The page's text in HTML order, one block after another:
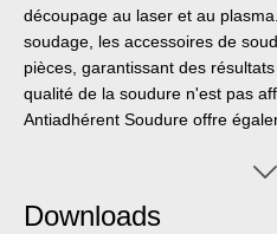
découpage au laser et au
soudage, les accessoires de
pièces, garantissant des
qualité de la soudure n'est pas
Antiadhérent Soudure offre
à l'état humide qu'à l'état sec. Il
peut être utilisé dans la
Downloads